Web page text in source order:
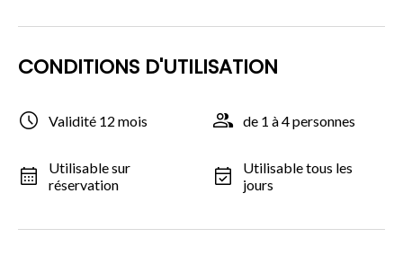
CONDITIONS D'UTILISATION
Validité 12 mois de 1 à 4 personnes
Utilisable sur
réservation
Utilisable tous les
jours